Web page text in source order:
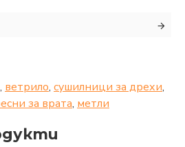
, ветрило, сушилници за дрехи,
за врата, метли